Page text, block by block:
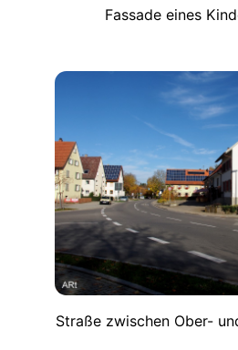
Fassade eines
Straße zwischen Ober-